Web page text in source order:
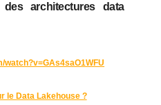
des architectures data
watch?v=GAs4saO1WFU
le Data Lakehouse ?